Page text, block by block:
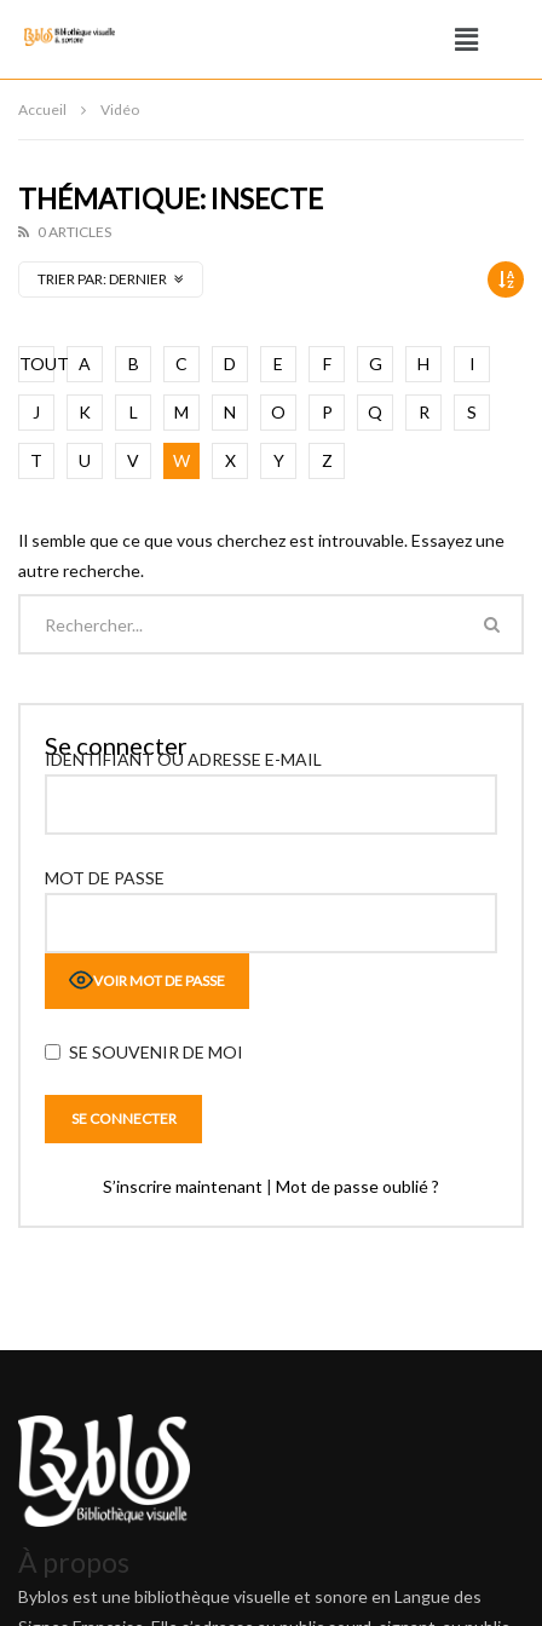
Accueil Vidéo
THÉMATIQUE: INSECTE
0 ARTICLES
TRIER PAR:DERNIER
TOUT A B C D E F G H I
J K L M N O P Q R S
T U V W X Y Z
Il semble que ce que vous cherchez est introuvable. Essayez une
autre recherche.
Se connecter
IDENTIFIANT OU ADRESSE E-MAIL
MOT DE PASSE
VOIR MOT DE PASSE
SE SOUVENIR DE MOI
S’inscrire maintenant | Mot de passe oublié ?
À propos
Byblos est une bibliothèque visuelle et sonore en Langue des